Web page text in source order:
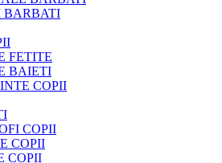
BARBATI
FETITE
BAIETI
COPII
COPII
COPII
COPII